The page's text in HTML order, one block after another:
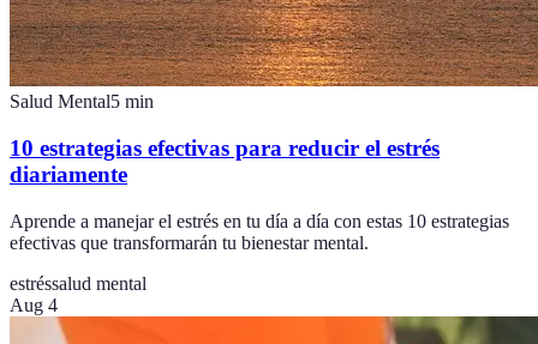
Salud Mental5 min
10 estrategias efectivas para reducir el estrés
diariamente
Aprende a manejar el estrés en tu día a día con estas 10 estrategias
efectivas que transformarán tu bienestar mental.
estréssalud mental
Aug 4